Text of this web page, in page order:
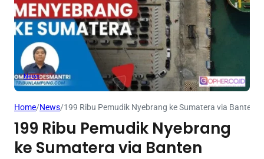
News
Home/News/199 Ribu Pemudik Nyebrang ke Sumatera via Banten
199 Ribu Pemudik Nyebrang
ke Sumatera via Banten